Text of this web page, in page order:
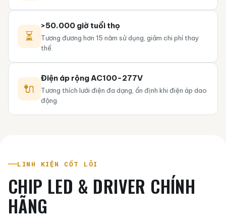
⏳
>50.000 giờ tuổi thọ
Tương đương hơn 15 năm sử dụng, giảm chi phí thay
thế.
🔌
Điện áp rộng AC100-277V
Tương thích lưới điện đa dạng, ổn định khi điện áp dao
động.
LINH KIỆN CỐT LÕI
CHIP LED & DRIVER CHÍNH
HÃNG